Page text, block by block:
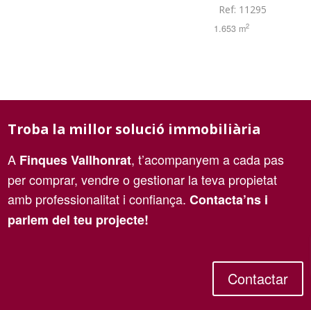
Ref: 11295
1.653 m2
Troba la millor solució immobiliària
A Finques Vallhonrat, t’acompanyem a cada pas
per comprar, vendre o gestionar la teva propietat
amb professionalitat i confiança.Contacta’ns i
parlem del teu projecte!
Contactar